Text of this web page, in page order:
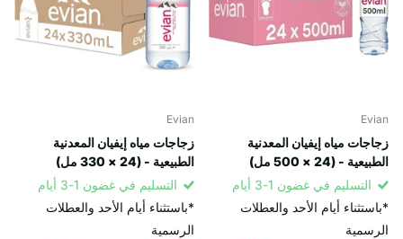
Evian
زجاجات مياه إيفيان المعدنية
الطبيعية - (24 × 500 مل)
التسليم في غضون 1-3 أيام
*باستثناء أيام الأحد والعطلات
الرسمية
Evian
زجاجات مياه إيفيان المعدنية
الطبيعية - (24 × 330 مل)
التسليم في غضون 1-3 أيام
*باستثناء أيام الأحد والعطلات
الرسمية